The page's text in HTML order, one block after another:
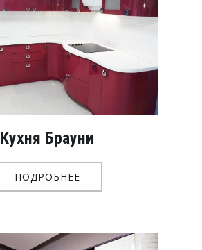
Кухня Брауни
ПОДРОБНЕЕ